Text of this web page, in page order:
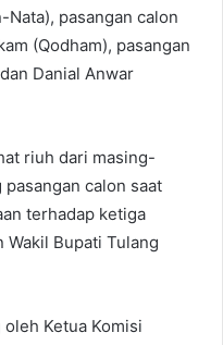
pasangan calon
(Qodham), pasangan
Danial Anwar
riuh dari masing-
calon saat
terhadap ketiga
Wakil Bupati Tulang
Ketua Komisi